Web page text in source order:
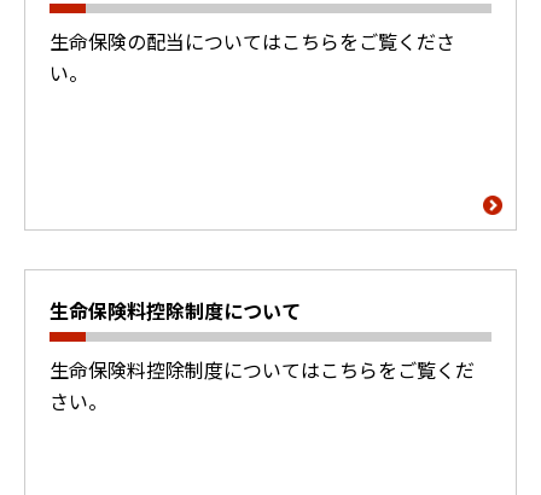
生命保険の配当についてはこちらをご覧くださ
い。
生命保険料控除制度について
生命保険料控除制度についてはこちらをご覧くだ
さい。